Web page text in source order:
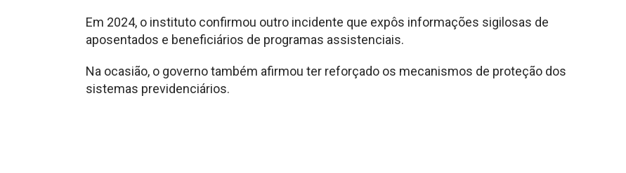
Em 2024, o instituto confirmou outro incidente que expôs informações sigilosas de
aposentados e beneficiários de programas assistenciais.
Na ocasião, o governo também afirmou ter reforçado os mecanismos de proteção dos
sistemas previdenciários.